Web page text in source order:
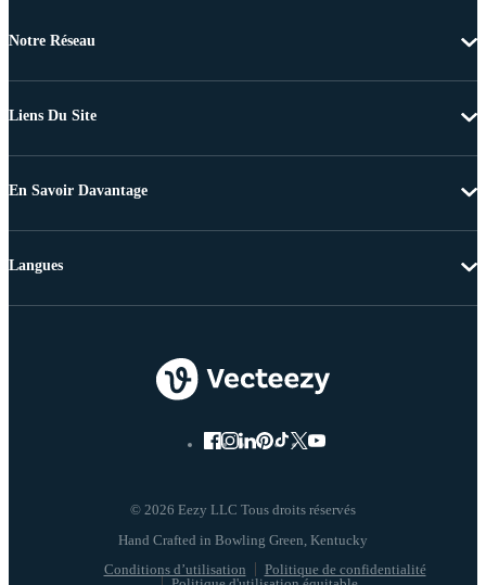
Notre Réseau
Liens Du Site
En Savoir Davantage
© 2026 Eezy LLC Tous droits réservés
Conditions d’utilisation
Politique de confidentialité
Langues